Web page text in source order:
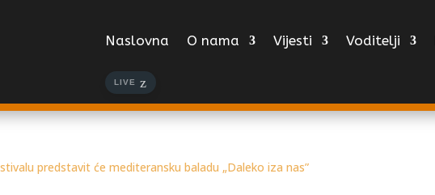
Naslovna O nama Vijesti Voditelji
LIVE